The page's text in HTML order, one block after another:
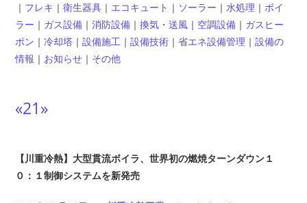
｜ フレキ ｜衛生器具 ｜ エコキュート ｜ ソーラー ｜水処理 ｜ ボイ
ラー ｜ ガス設備 ｜消防設備 ｜換気・送風 ｜ 空調設備 ｜ ガスヒー
ポン ｜冷却塔 ｜設備施工 ｜設備技術 ｜省エネ設備管理 ｜設備の
情報 ｜ お知らせ ｜ その他
«21»
【川重冷熱】大型貫流ボイラ、世界初の燃焼ターンダウン１
０：１制御システムを新発売